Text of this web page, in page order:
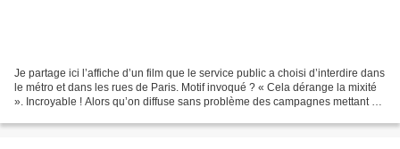
Je partage ici l’affiche d’un film que le service public a choisi d’interdire dans
le métro et dans les rues de Paris. Motif invoqué ? « Cela dérange la mixité
». Incroyable ! Alors qu’on diffuse sans problème des campagnes mettant en